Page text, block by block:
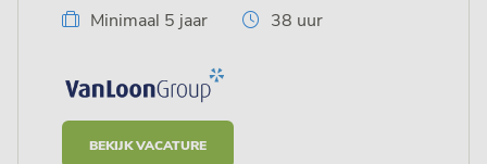
Minimaal 5 jaar
38 uur
BEKIJK VACATURE